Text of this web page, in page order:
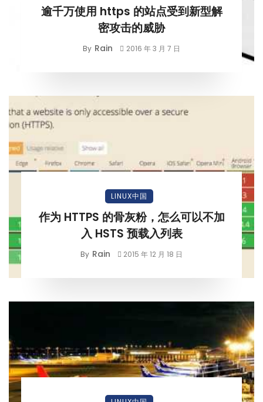
逾千万使用 https 的站点受到新型解
密攻击的威胁
By Rain 2016 年 3 月 7 日
LINUX中国
作为 HTTPS 的骨灰粉，怎么可以不加
入 HSTS 预载入列表
By Rain 2015 年 12 月 18 日